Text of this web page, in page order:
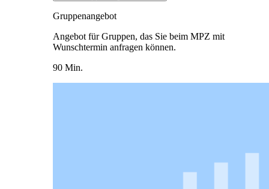
Gruppenangebot
Angebot für Gruppen, das Sie beim MPZ mit
Wunschtermin anfragen können.
90 Min.